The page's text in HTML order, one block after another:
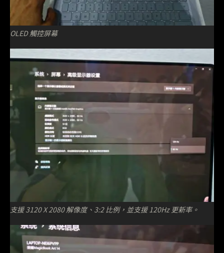
OLED 觸控屏幕
支援 3120 X 2080 解像度、3:2 比例，並支援 120Hz 更新率。